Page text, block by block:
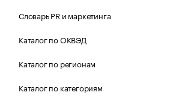
Словарь PR и маркетинга
Каталог по ОКВЭД
Каталог по регионам
Каталог по категориям